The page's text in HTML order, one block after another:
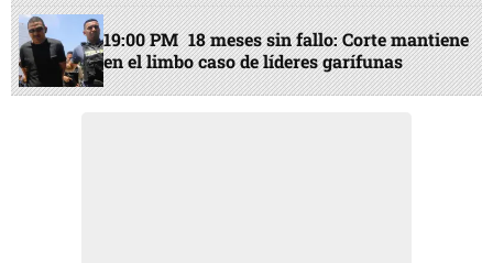
19:00 PM 18 meses sin fallo: Corte mantiene
en el limbo caso de líderes garífunas